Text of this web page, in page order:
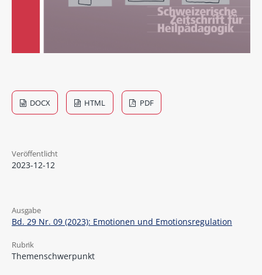
DOCX HTML PDF
Veröffentlicht
2023-12-12
Ausgabe
Bd. 29 Nr. 09 (2023): Emotionen und Emotionsregulation
Rubrik
Themenschwerpunkt